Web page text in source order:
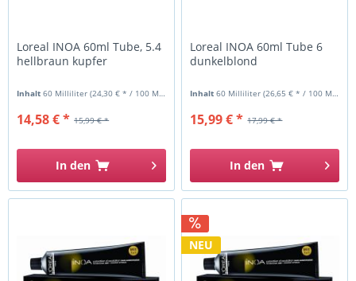
Loreal INOA 60ml Tube, 5.4
hellbraun kupfer
Inhalt60 Milliliter(24,30 € * / 100 Milliliter)
15,99 € *
14,58 € *
In den
Loreal INOA 60ml Tube 6
dunkelblond
Inhalt60 Milliliter(26,65 € * / 100 Milliliter)
17,99 € *
15,99 € *
In den
NEU